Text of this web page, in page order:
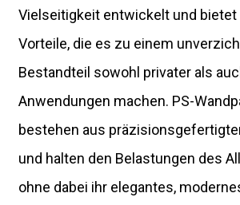
Vielseitigkeit entwickelt und bietet
Vorteile, die es zu einem
Bestandteil sowohl privater als
Anwendungen machen. PS-
bestehen aus
und halten den Belastungen des
ohne dabei ihr elegantes,